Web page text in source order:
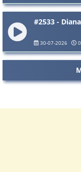
#2533 -
30-07-2026